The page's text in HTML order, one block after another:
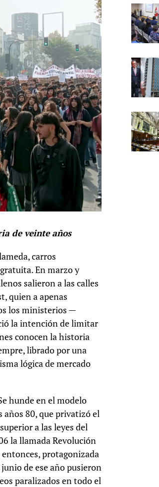
de veinte años
carros
En marzo y
salieron a las calles
quien a apenas
los ministerios —
la intención de limitar
conocen la historia
librado por una
lógica de mercado
hunde en el modelo
80, que privatizó el
a las leyes del
la llamada Revolución
protagonizada
de ese año pusieron
paralizados en todo el